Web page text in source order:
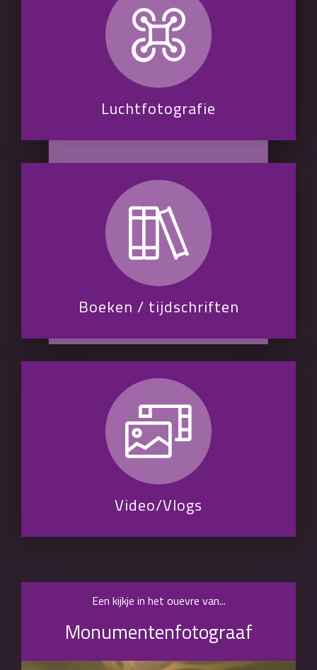
Luchtfotografie
Boeken / tijdschriften
Video/Vlogs
Een kijkje in het ouevre van...
Monumentenfotograaf